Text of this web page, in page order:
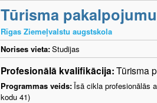
Tūrisma
Rīgas Ziemeļvalstu augstskola
Norises vieta:Studijas
Profesionālā kvalifikācija:Tūrisma
Programmas veids:Īsā cikla profesionālās
kodu 41)